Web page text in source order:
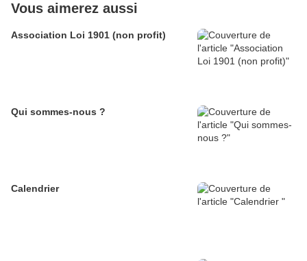
Vous aimerez aussi
Association Loi 1901 (non profit)
Qui sommes-nous ?
Calendrier